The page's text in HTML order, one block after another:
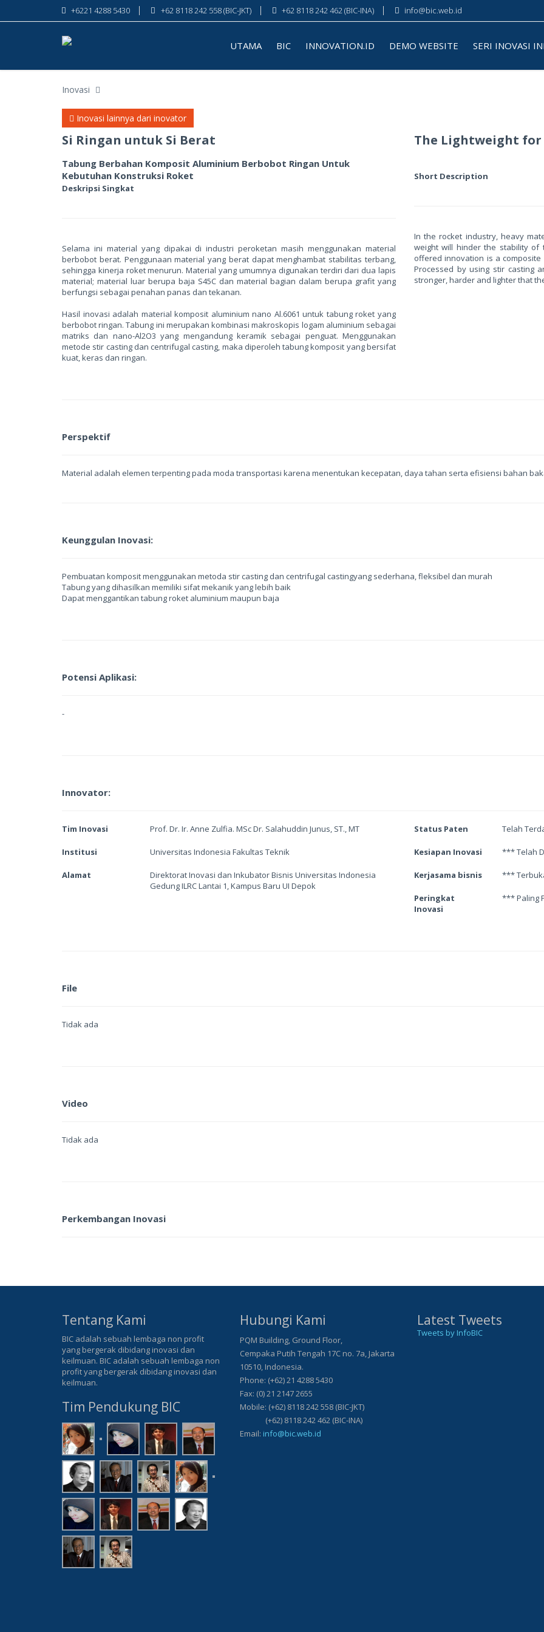
+6221 4288 5430 +62 8118 242 558 (BIC-JKT) +62 8118 242 462 (BIC-INA) info@bic.web.id
UTAMA BIC INNOVATION.ID DEMO WEBSITE SERI INOVASI
Inovasi
Inovasi lainnya dari inovator
Si Ringan untuk Si Berat
Tabung Berbahan Komposit Aluminium Berbobot Ringan Untuk
Kebutuhan Konstruksi Roket
Deskripsi Singkat
Selama ini material yang dipakai di industri peroketan masih menggunakan material
berbobot berat. Penggunaan material yang berat dapat menghambat stabilitas terbang,
sehingga kinerja roket menurun. Material yang umumnya digunakan terdiri dari dua lapis
material; material luar berupa baja S45C dan material bagian dalam berupa grafit yang
berfungsi sebagai penahan panas dan tekanan.
Hasil inovasi adalah material komposit aluminium nano Al.6061 untuk tabung roket yang
berbobot ringan. Tabung ini merupakan kombinasi makroskopis logam aluminium sebagai
matriks dan nano-Al2O3 yang mengandung keramik sebagai penguat. Menggunakan
metode stir casting dan centrifugal casting, maka diperoleh tabung komposit yang bersifat
kuat, keras dan ringan.
The Lightweight for
Short Description
In the rocket industry, heavy
weight will hinder the stability of
offered innovation is a
Processed by using stir casting
stronger, harder and lighter that
Perspektif
Material adalah elemen terpenting pada moda transportasi karena menentukan kecepatan, daya tahan serta efisiensi bahan
Keunggulan Inovasi:
Pembuatan komposit menggunakan metoda stir casting dan centrifugal castingyang sederhana, fleksibel dan murah
Tabung yang dihasilkan memiliki sifat mekanik yang lebih baik
Dapat menggantikan tabung roket aluminium maupun baja
Potensi Aplikasi:
-
Innovator:
Tim Inovasi Prof. Dr. Ir. Anne Zulfia. MSc Dr. Salahuddin Junus, ST., MT
Institusi Universitas Indonesia Fakultas Teknik
Alamat
Direktorat Inovasi dan Inkubator Bisnis Universitas Indonesia
Gedung ILRC Lantai 1, Kampus Baru UI Depok
Status Paten Telah
Kesiapan Inovasi *** Telah
Kerjasama bisnis ***
Peringkat
Inovasi
*** Paling
File
Tidak ada
Video
Tidak ada
Perkembangan Inovasi
Tentang Kami
BIC adalah sebuah lembaga non profit
yang bergerak dibidang inovasi dan
keilmuan. BIC adalah sebuah lembaga non
profit yang bergerak dibidang inovasi dan
keilmuan.
Tim Pendukung BIC
Hubungi Kami
PQM Building, Ground Floor,
Cempaka Putih Tengah 17C no. 7a, Jakarta
10510, Indonesia.
Phone: (+62) 21 4288 5430
Fax: (0) 21 2147 2655
Mobile: (+62) 8118 242 558 (BIC-JKT)
(+62) 8118 242 462 (BIC-INA)
Email: info@bic.web.id
Latest Tweets
Tweets by InfoBIC